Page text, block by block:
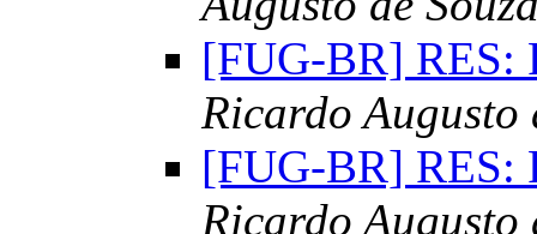
[FUG-BR] RES:
Ricardo Augusto
[FUG-BR] RES:
Ricardo Augusto